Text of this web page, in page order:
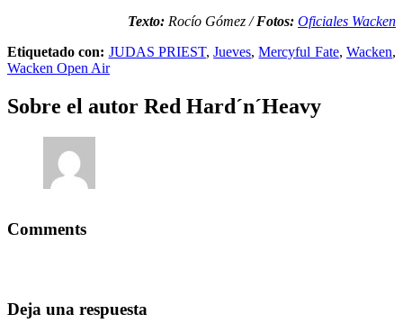
Texto: Rocío Gómez /Fotos: Oficiales Wacken
Etiquetado con: JUDAS PRIEST,Jueves,Mercyful Fate,Wacken,
Wacken Open Air
Sobre el autor Red Hard´n´Heavy
Comments
Deja una respuesta